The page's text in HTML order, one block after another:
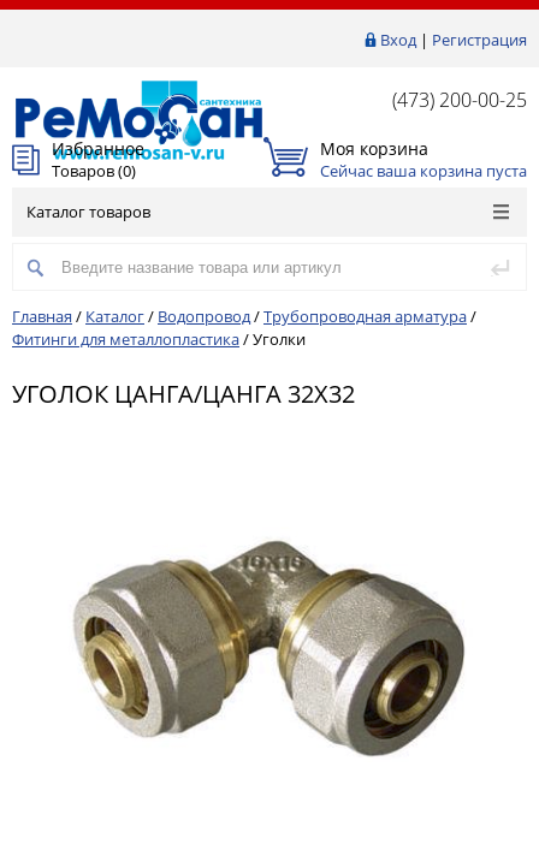
Вход| Регистрация
(473) 200-00-25
Избранное
Товаров (0)
Моя корзина
Сейчас ваша корзина пуста
Каталог товаров
Главная / Каталог/ Водопровод/Трубопроводная арматура/
Фитинги для металлопластика/Уголки
УГОЛОК ЦАНГА/ЦАНГА 32Х32